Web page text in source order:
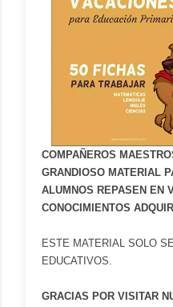
COMPAÑEROS
GRANDIOSO MATERIAL
ALUMNOS REPASEN EN
CONOCIMIENTOS
ESTE MATERIAL SOLO
EDUCATIVOS.
GRACIAS POR VISITAR